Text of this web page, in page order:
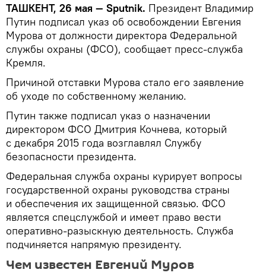
ТАШКЕНТ, 26 мая — Sputnik. Президент Владимир
Путин подписал указ об освобождении Евгения
Мурова от должности директора Федеральной
службы охраны (ФСО), сообщает пресс-служба
Кремля.
Причиной отставки Мурова стало его заявление
об уходе по собственному желанию.
Путин также подписал указ о назначении
директором ФСО Дмитрия Кочнева, который
с декабря 2015 года возглавлял Службу
безопасности президента.
Федеральная служба охраны курирует вопросы
государственной охраны руководства страны
и обеспечения их защищенной связью. ФСО
является спецслужбой и имеет право вести
оперативно-разыскную деятельность. Служба
подчиняется напрямую президенту.
Чем известен Евгений Муров